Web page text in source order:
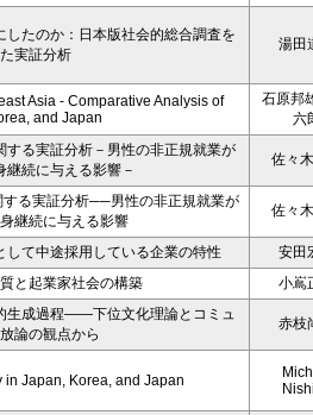
たのか：日本版社会的総合調査を
実証分析
湯田
Asia - Comparative Analysis of
and Japan
石原邦
六
する実証分析－男性の非正規就業が
継続に与える影響－
佐々
る実証分析──男性の非正規就業が
継続に与える影響
佐々
して中途採用している企業の特性
安田
と起業家社会の構築
小嶌
生成過程――下位文化理論とコミュ
論の観点から
赤枝
Japan, Korea, and Japan